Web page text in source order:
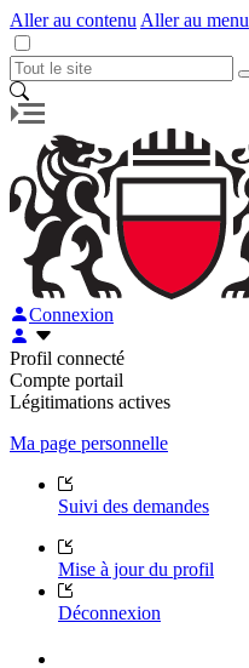
Aller au contenu Aller au menu
Connexion
Profil connecté
Compte portail
Légitimations actives
Ma page personnelle
Suivi des demandes
Mise à jour du profil
Déconnexion